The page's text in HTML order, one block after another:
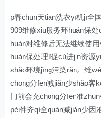
p春chūn天tiān洗衣yī机jī全
909维修xiū服务环huán保
huán对维修后无法继续使
huán保处理lǐ促cù进jìn资源
shǎo环境jìng污染rǎn。维
chōng分fēn减jiǎn少shǎo客
门前会充chōng分fēn准
pèi件齐qí全quán减jiǎn少因